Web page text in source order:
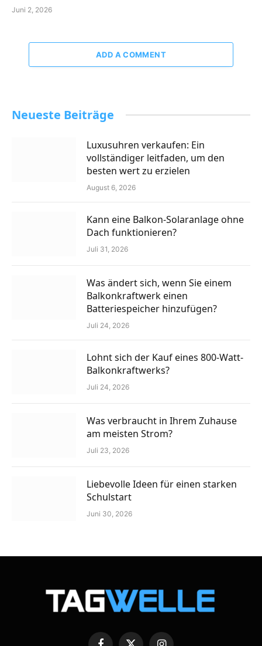
Juni 2, 2026
ADD A COMMENT
Neueste Beiträge
Luxusuhren verkaufen: Ein
vollständiger leitfaden, um den
besten wert zu erzielen
August 6, 2026
Kann eine Balkon-Solaranlage ohne
Dach funktionieren?
Juli 31, 2026
Was ändert sich, wenn Sie einem
Balkonkraftwerk einen
Batteriespeicher hinzufügen?
Juli 24, 2026
Lohnt sich der Kauf eines 800-Watt-
Balkonkraftwerks?
Juli 24, 2026
Was verbraucht in Ihrem Zuhause
am meisten Strom?
Juli 23, 2026
Liebevolle Ideen für einen starken
Schulstart
Juni 30, 2026